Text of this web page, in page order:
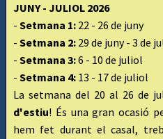
JUNY - JULIOL 2026
- Setmana 1: 22 - 26 de juny
- Setmana 2: 29 de juny - 3 de
- Setmana 3:6 - 10 de juliol
- Setmana 4: 13 - 17 de juliol
La setmana del 20 al 26 de
d'estiu! És una gran ocasió
hem fet durant el casal,